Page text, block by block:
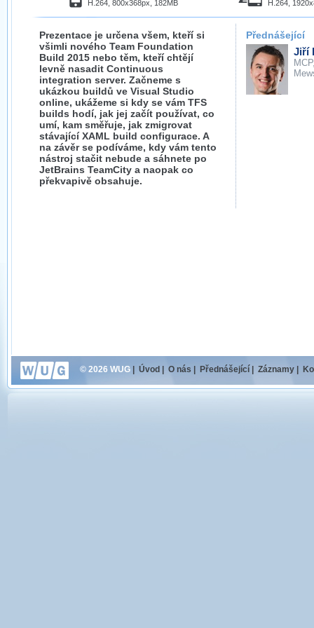
H.264, 800x368px, 182MB H.264,
Prezentace je určena všem, kteří si
všimli nového Team Foundation
Build 2015 nebo těm, kteří chtějí
levně nasadit Continuous
integration server. Začneme s
ukázkou buildů ve Visual Studio
online, ukážeme si kdy se vám TFS
builds hodí, jak jej začít používat, co
umí, kam směřuje, jak zmigrovat
stávající XAML build configurace. A
na závěr se podíváme, kdy vám tento
nástroj stačit nebude a sáhnete po
JetBrains TeamCity a naopak co
překvapivě obsahuje.
Přednášející
Jiří
© 2026 WUG Úvod O nás Přednášející Záznamy